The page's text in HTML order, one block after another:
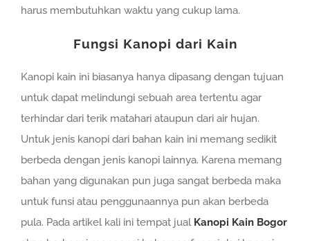
harus membutuhkan waktu yang cukup lama.
Fungsi Kanopi dari Kain
Kanopi kain ini biasanya hanya dipasang dengan tujuan
untuk dapat melindungi sebuah area tertentu agar
terhindar dari terik matahari ataupun dari air hujan.
Untuk jenis kanopi dari bahan kain ini memang sedikit
berbeda dengan jenis kanopi lainnya. Karena memang
bahan yang digunakan pun juga sangat berbeda maka
untuk funsi atau penggunaannya pun akan berbeda
pula. Pada artikel kali ini tempat jual Kanopi Kain Bogor